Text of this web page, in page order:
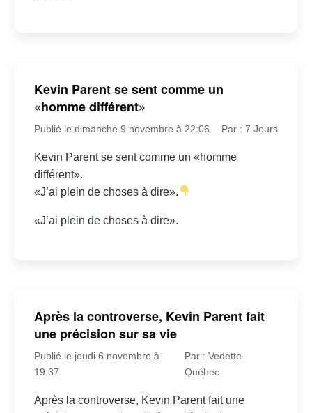
Kevin Parent se sent comme un
«homme différent»
Publié le dimanche 9 novembre à 22:06 Par : 7 Jours
Kevin Parent se sent comme un «homme
différent».
«J’ai plein de choses à dire».
«J’ai plein de choses à dire».
Après la controverse, Kevin Parent fait
une précision sur sa vie
Publié le jeudi 6 novembre à
19:37
Par : Vedette
Québec
Après la controverse, Kevin Parent fait une